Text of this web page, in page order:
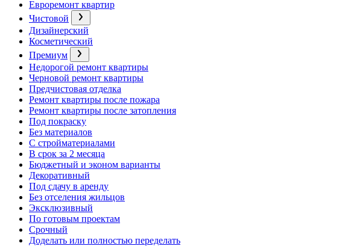
Евроремонт квартир
Чистовой
Дизайнерский
Косметический
Премиум
Недорогой ремонт квартиры
Черновой ремонт квартиры
Предчистовая отделка
Ремонт квартиры после пожара
Ремонт квартиры после затопления
Под покраску
Без материалов
С стройматериалами
В срок за 2 месяца
Бюджетный и эконом варианты
Декоративный
Под сдачу в аренду
Без отселения жильцов
Эксклюзивный
По готовым проектам
Срочный
Доделать или полностью переделать